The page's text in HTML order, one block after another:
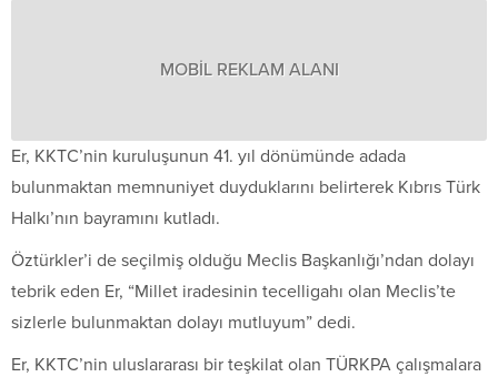
MOBİL REKLAM ALANI
Er, KKTC’nin kuruluşunun 41. yıl dönümünde adada
bulunmaktan memnuniyet duyduklarını belirterek Kıbrıs Türk
Halkı’nın bayramını kutladı.
Öztürkler’i de seçilmiş olduğu Meclis Başkanlığı’ndan dolayı
tebrik eden Er, “Millet iradesinin tecelligahı olan Meclis’te
sizlerle bulunmaktan dolayı mutluyum” dedi.
Er, KKTC’nin uluslararası bir teşkilat olan TÜRKPA çalışmalara